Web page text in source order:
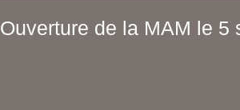
Ouverture de la MAM le 5